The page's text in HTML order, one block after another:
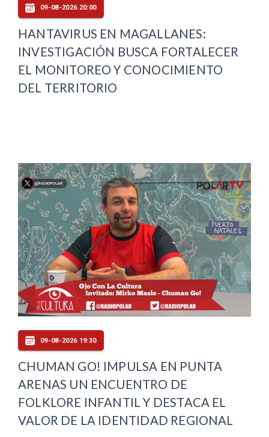
09-08-2026 20:00
HANTAVIRUS EN MAGALLANES:
INVESTIGACIÓN BUSCA FORTALECER
EL MONITOREO Y CONOCIMIENTO
DEL TERRITORIO
09-08-2026 19:30
CHUMAN GO! IMPULSA EN PUNTA
ARENAS UN ENCUENTRO DE
FOLKLORE INFANTIL Y DESTACA EL
VALOR DE LA IDENTIDAD REGIONAL